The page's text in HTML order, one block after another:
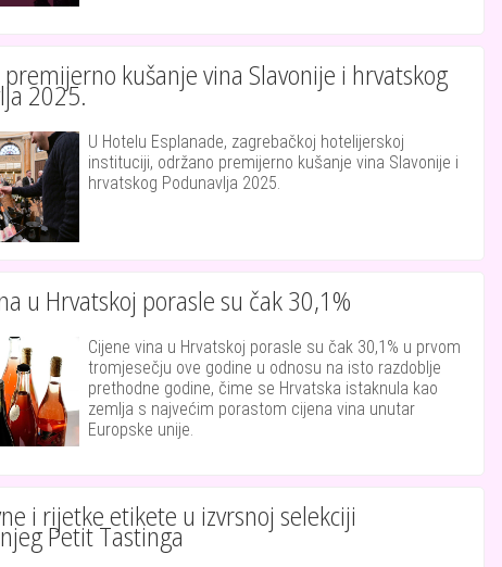
kušanje vina Slavonije i hrvatskog
2025.
U Hotelu Esplanade, zagrebačkoj hotelijerskoj
instituciji, održano premijerno kušanje vina Slavonije i
hrvatskog Podunavlja 2025.
u Hrvatskoj porasle su čak 30,1%
Cijene vina u Hrvatskoj porasle su čak 30,1% u prvom
tromjesečju ove godine u odnosu na isto razdoblje
prethodne godine, čime se Hrvatska istaknula kao
zemlja s najvećim porastom cijena vina unutar
Europske unije.
i rijetke etikete u izvrsnoj selekciji
Petit Tastinga